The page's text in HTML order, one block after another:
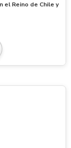
el Reino de Chile y